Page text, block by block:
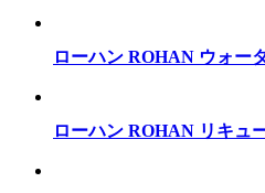
ローハン ROHAN ウォー
ローハン ROHAN リキュ